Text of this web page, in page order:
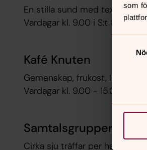
som
En stilla sund med
Vardagar kl. 9.00 i S:t
Kafé Knuten
Gemenskap, frukost, lunch
Vardagar kl. 9.00 - 15.00 i S:t
Samtalsgrupper för
Cirka sju träffar per halvår för